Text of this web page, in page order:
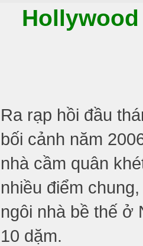
Ra rạp hồi đầu
bối cảnh năm
nhà cầm quân
nhiều điểm
ngôi nhà bề thế ở
10 dặm.